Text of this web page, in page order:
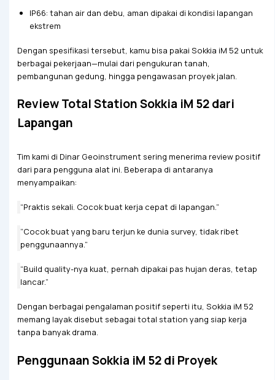
IP66: tahan air dan debu, aman dipakai di kondisi lapangan
ekstrem
Dengan spesifikasi tersebut, kamu bisa pakai Sokkia iM 52 untuk
berbagai pekerjaan—mulai dari pengukuran tanah,
pembangunan gedung, hingga pengawasan proyek jalan.
Review Total Station Sokkia iM 52 dari
Lapangan
Tim kami di Dinar Geoinstrument sering menerima review positif
dari para pengguna alat ini. Beberapa di antaranya
menyampaikan:
“Praktis sekali. Cocok buat kerja cepat di lapangan.”
“Cocok buat yang baru terjun ke dunia survey, tidak ribet
penggunaannya.”
“Build quality-nya kuat, pernah dipakai pas hujan deras, tetap
lancar.”
Dengan berbagai pengalaman positif seperti itu, Sokkia iM 52
memang layak disebut sebagai total station yang siap kerja
tanpa banyak drama.
Penggunaan Sokkia iM 52 di Proyek